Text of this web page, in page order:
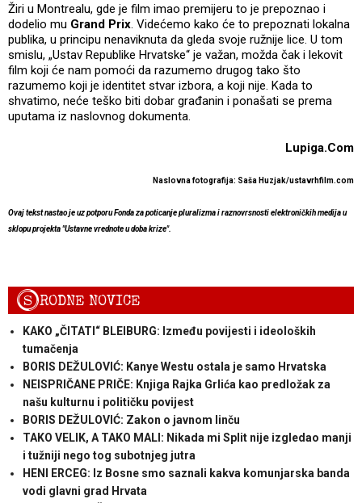
Žiri u Montrealu, gde je film imao premijeru to je prepoznao i
dodelio mu Grand Prix. Videćemo kako će to prepoznati lokalna
publika, u principu nenaviknuta da gleda svoje ružnije lice. U tom
smislu, „Ustav Republike Hrvatske“ je važan, možda čak i lekovit
film koji će nam pomoći da razumemo drugog tako što
razumemo koji je identitet stvar izbora, a koji nije. Kada to
shvatimo, neće teško biti dobar građanin i ponašati se prema
uputama iz naslovnog dokumenta.
Lupiga.Com
Naslovna fotografija: Saša Huzjak/ustavrhfilm.com
Ovaj tekst nastao je uz potporu Fonda za poticanje pluralizma i raznovrsnosti elektroničkih medija u
sklopu projekta "Ustavne vrednote u doba krize".
SRODNE NOVICE
KAKO „ČITATI“ BLEIBURG: Između povijesti i ideoloških
tumačenja
BORIS DEŽULOVIĆ: Kanye Westu ostala je samo Hrvatska
NEISPRIČANE PRIČE: Knjiga Rajka Grlića kao predložak za
našu kulturnu i političku povijest
BORIS DEŽULOVIĆ: Zakon o javnom linču
TAKO VELIK, A TAKO MALI: Nikada mi Split nije izgledao manji
i tužniji nego tog subotnjeg jutra
HENI ERCEG: Iz Bosne smo saznali kakva komunjarska banda
vodi glavni grad Hrvata